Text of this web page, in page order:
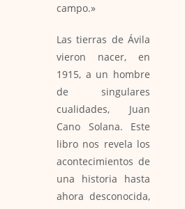
campo.»
Las tierras de Ávila
vieron nacer, en
1915, a un hombre
de singulares
cualidades, Juan
Cano Solana. Este
libro nos revela los
acontecimientos de
una historia hasta
ahora desconocida,